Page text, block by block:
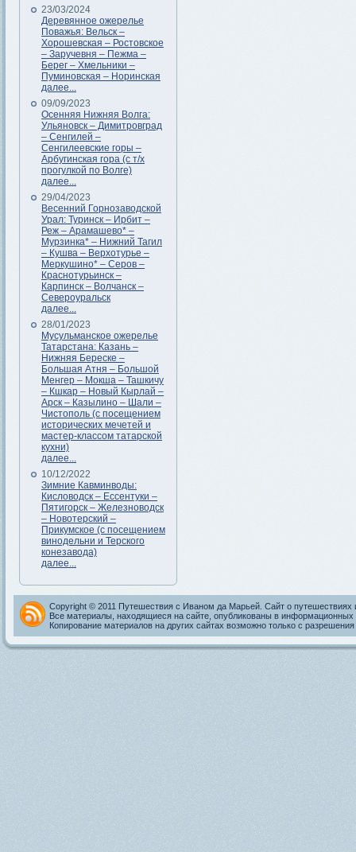
23/03/2024
Деревянное ожерелье
Поважья: Вельск –
Хорошевская – Ростовское
– Заручевня – Пежма –
Берег – Хмельники –
Пуминовская – Норинская
далее...
09/09/2023
Осенняя Нижняя Волга:
Ульяновск – Димитровград
– Сенгилей –
Сенгилеевские горы –
Арбугинская гора (с т/х
прогулкой по Волге)
далее...
29/04/2023
Весенний Горнозаводской
Урал: Туринск – Ирбит –
Реж – Арамашево* –
Мурзинка* – Нижний Тагил
– Кушва – Верхотурье –
Меркушино* – Серов –
Краснотурьинск –
Карпинск – Волчанск –
Североуральск
далее...
28/01/2023
Мусульманское ожерелье
Татарстана: Казань –
Нижняя Береске –
Большая Атня – Большой
Менгер – Мокша – Ташкичу
– Кшкар – Новый Кырлай –
Арск – Казылино – Шали –
Чистополь (с посещением
исторических мечетей и
мастер-классом татарской
кухни)
далее...
10/12/2022
Зимние Кавминводы:
Кисловодск – Ессентуки –
Пятигорск – Железноводск
– Новотерский –
Прикумское (с посещением
винодельни и Терского
конезавода)
далее...
Copyright © 2011 Путешествия с Иваном да Марьей. Сайт о путешествиях
Все материалы, находящиеся на сайте, опубликованы в информационных
Копирование материалов на других сайтах возможно только с разрешения